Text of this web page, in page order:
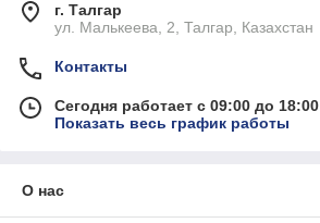
г. Талгар
ул. Малькеева, 2, Талгар, Казахстан
Контакты
Сегодня работает с 09:00 до 18:00
Показать весь график работы
О нас